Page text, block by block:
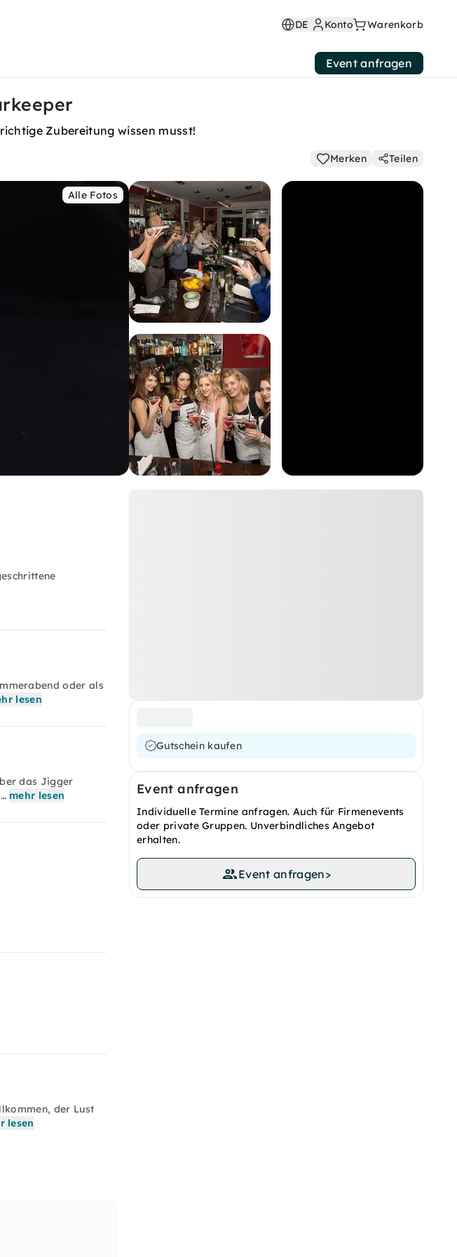
DE Konto Warenkorb
Event anfragen
Zubereitung wissen musst!
Merken Teilen
Alle Fotos
Gutschein kaufen
Event anfragen
Individuelle Termine anfragen. Auch für Firmenevents
oder private Gruppen. Unverbindliches Angebot
erhalten.
Event anfragen>
oder als
lesen
das Jigger
mehr lesen
der Lust
lesen